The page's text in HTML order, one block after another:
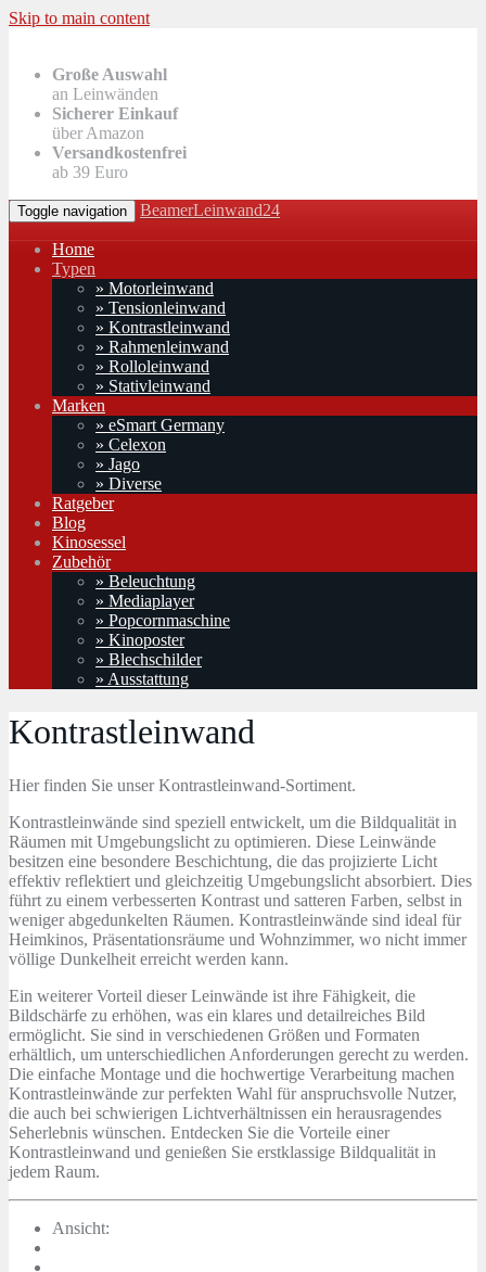
Skip to main content
Große Auswahl
an Leinwänden
Sicherer Einkauf
über Amazon
Versandkostenfrei
ab 39 Euro
Toggle navigation BeamerLeinwand24
Home
Typen
» Motorleinwand
» Tensionleinwand
» Kontrastleinwand
» Rahmenleinwand
» Rolloleinwand
» Stativleinwand
Marken
» eSmart Germany
» Celexon
» Jago
» Diverse
Ratgeber
Blog
Kinosessel
Zubehör
» Beleuchtung
» Mediaplayer
» Popcornmaschine
» Kinoposter
» Blechschilder
» Ausstattung
Kontrastleinwand
Hier finden Sie unser Kontrastleinwand-Sortiment.
Kontrastleinwände sind speziell entwickelt, um die Bildqualität in
Räumen mit Umgebungslicht zu optimieren. Diese Leinwände
besitzen eine besondere Beschichtung, die das projizierte Licht
effektiv reflektiert und gleichzeitig Umgebungslicht absorbiert. Dies
führt zu einem verbesserten Kontrast und satteren Farben, selbst in
weniger abgedunkelten Räumen. Kontrastleinwände sind ideal für
Heimkinos, Präsentationsräume und Wohnzimmer, wo nicht immer
völlige Dunkelheit erreicht werden kann.
Ein weiterer Vorteil dieser Leinwände ist ihre Fähigkeit, die
Bildschärfe zu erhöhen, was ein klares und detailreiches Bild
ermöglicht. Sie sind in verschiedenen Größen und Formaten
erhältlich, um unterschiedlichen Anforderungen gerecht zu werden.
Die einfache Montage und die hochwertige Verarbeitung machen
Kontrastleinwände zur perfekten Wahl für anspruchsvolle Nutzer,
die auch bei schwierigen Lichtverhältnissen ein herausragendes
Seherlebnis wünschen. Entdecken Sie die Vorteile einer
Kontrastleinwand und genießen Sie erstklassige Bildqualität in
jedem Raum.
Ansicht: